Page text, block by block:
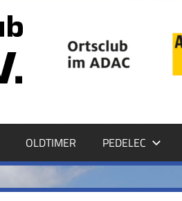
OLDTIMER PEDELEC